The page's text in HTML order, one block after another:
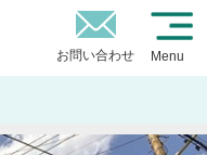
お問い合わせ Menu